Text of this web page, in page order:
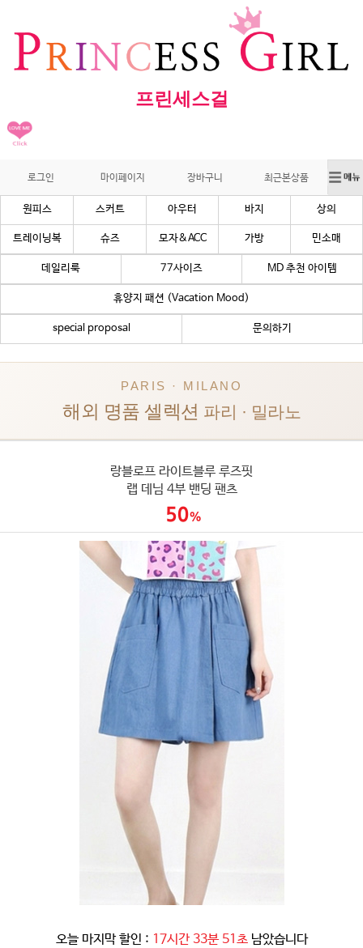
프린세스걸
로그인 마이페이지 장바구니 최근본상품
원피스 스커트 아우터 바지 상의
트레이닝복 슈즈 모자&ACC 가방 민소매
데일리룩 77사이즈 MD 추천 아이템
휴양지 패션 (Vacation Mood)
special proposal 문의하기
PARIS · MILANO
해외 명품 셀렉션 파리 · 밀라노
랑블로프 라이트블루 루즈핏
랩 데님 4부 밴딩 팬츠
오늘 마지막 할인 : 17시간 33분 48초 남았습니다